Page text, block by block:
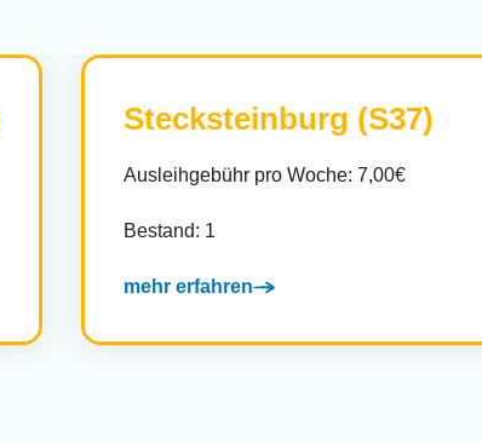
Stecksteinburg (S37)
Ausleihgebühr pro Woche: 7,00€
Bestand: 1
mehr erfahren